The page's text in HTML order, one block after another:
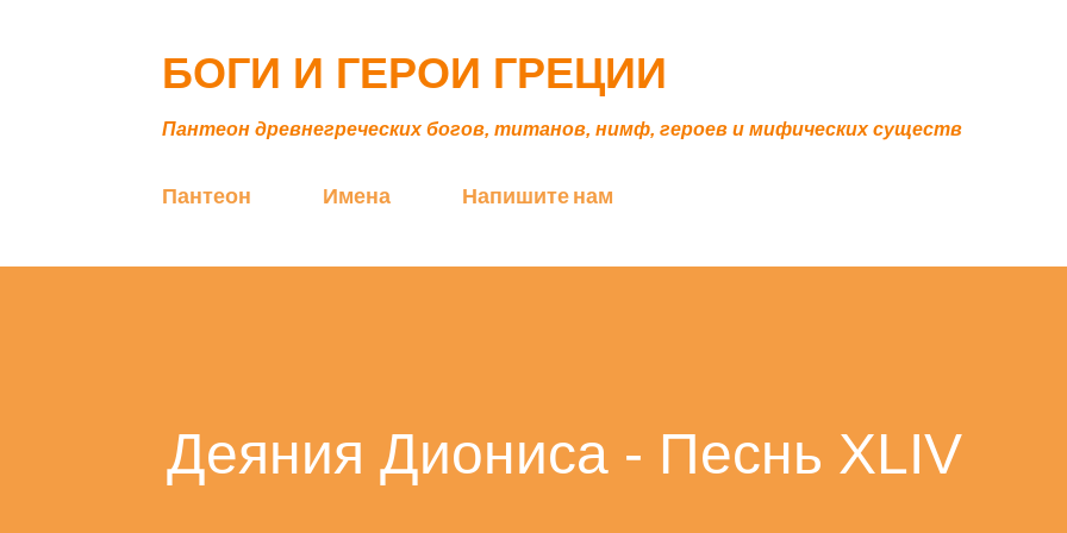
БОГИ И ГЕРОИ ГРЕЦИИ
Пантеон древнегреческих богов, титанов, нимф, героев и мифических существ
Пантеон Имена Напишите нам
Деяния Диониса - Песнь XLIV